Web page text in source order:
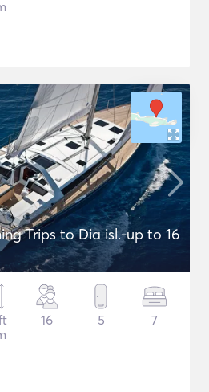
Trips to Dia isl.-up to 16
16 5 7